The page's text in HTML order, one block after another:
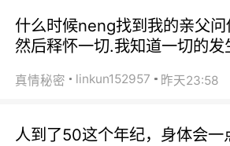
什么时候neng找到我的亲父
然后释怀一切.我知道一切的发
真情秘密 linkun152957 昨天23:58
人到了50这个年纪，身体会一